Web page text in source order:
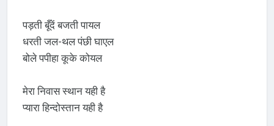
पड़ती बूँदें बजती पायल
धरती जल-थल पंछी घाएल
बोले पपीहा कूके कोयल
मेरा निवास स्थान यही है
प्यारा हिन्दोस्तान यही है